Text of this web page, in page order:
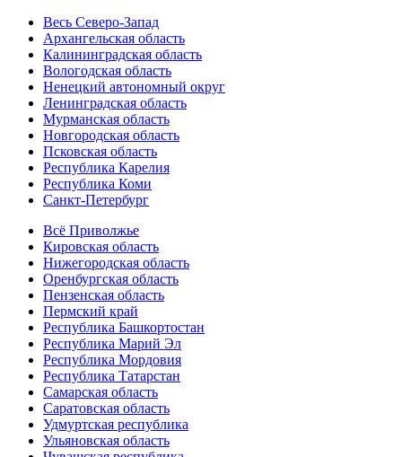
Весь Северо-Запад
Архангельская область
Калининградская область
Вологодская область
Ненецкий автономный округ
Ленинградская область
Мурманская область
Новгородская область
Псковская область
Республика Карелия
Республика Коми
Санкт-Петербург
Всё Приволжье
Кировская область
Нижегородская область
Оренбургская область
Пензенская область
Пермский край
Республика Башкортостан
Республика Марий Эл
Республика Мордовия
Республика Татарстан
Самарская область
Саратовская область
Удмуртская республика
Ульяновская область